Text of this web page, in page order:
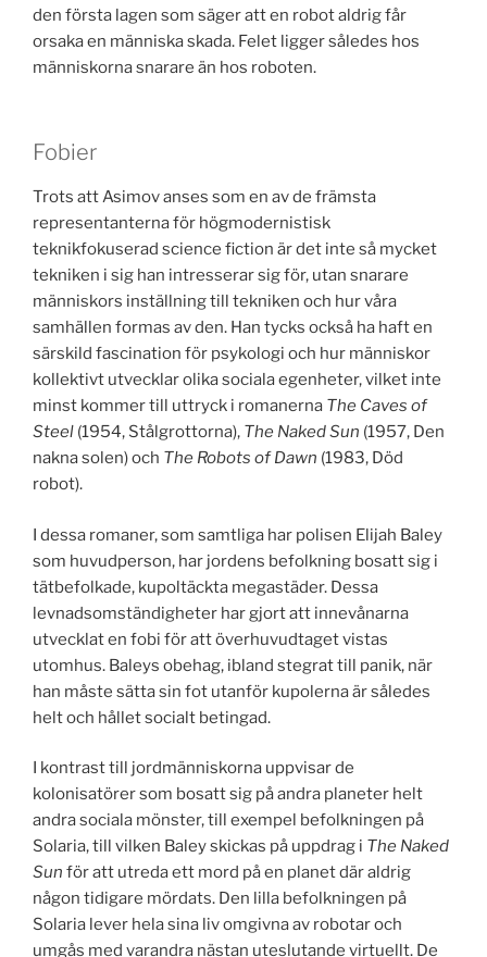
den första lagen som säger att en robot aldrig får
orsaka en människa skada. Felet ligger således hos
människorna snarare än hos roboten.
Fobier
Trots att Asimov anses som en av de främsta
representanterna för högmodernistisk
teknikfokuserad science fiction är det inte så mycket
tekniken i sig han intresserar sig för, utan snarare
människors inställning till tekniken och hur våra
samhällen formas av den. Han tycks också ha haft en
särskild fascination för psykologi och hur människor
kollektivt utvecklar olika sociala egenheter, vilket inte
minst kommer till uttryck i romanerna The Caves of
Steel (1954, Stålgrottorna), The Naked Sun (1957, Den
nakna solen) och The Robots of Dawn (1983, Död
robot).
I dessa romaner, som samtliga har polisen Elijah Baley
som huvudperson, har jordens befolkning bosatt sig i
tätbefolkade, kupoltäckta megastäder. Dessa
levnadsomständigheter har gjort att innevånarna
utvecklat en fobi för att överhuvudtaget vistas
utomhus. Baleys obehag, ibland stegrat till panik, när
han måste sätta sin fot utanför kupolerna är således
helt och hållet socialt betingad.
I kontrast till jordmänniskorna uppvisar de
kolonisatörer som bosatt sig på andra planeter helt
andra sociala mönster, till exempel befolkningen på
Solaria, till vilken Baley skickas på uppdrag i The Naked
Sun för att utreda ett mord på en planet där aldrig
någon tidigare mördats. Den lilla befolkningen på
Solaria lever hela sina liv omgivna av robotar och
umgås med varandra nästan uteslutande virtuellt. De